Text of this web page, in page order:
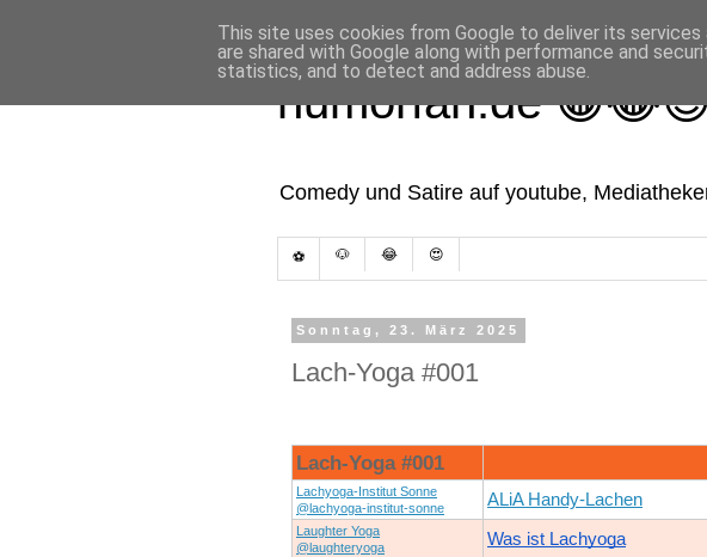
humorfan.de
Comedy und Satire auf youtube,
⚽ 🐶 😂 😍
Sonntag, 23. März 2025
Lach-Yoga #001
Lach-Yoga #001
Lachyoga-Institut Sonne
@lachyoga-institut-sonne
ALiA Handy-Lachen
Laughter Yoga
@laughteryoga
Was ist Lachyoga
This site uses cookies from Google to deliver its
are shared with Google along with performance and
statistics, and to detect and address abuse.